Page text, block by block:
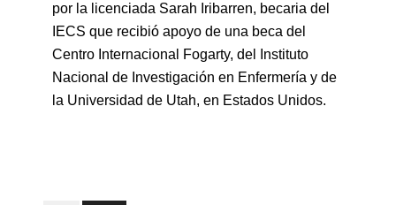
por la licenciada Sarah Iribarren, becaria del
IECS que recibió apoyo de una beca del
Centro Internacional Fogarty, del Instituto
Nacional de Investigación en Enfermería y de
la Universidad de Utah, en Estados Unidos.